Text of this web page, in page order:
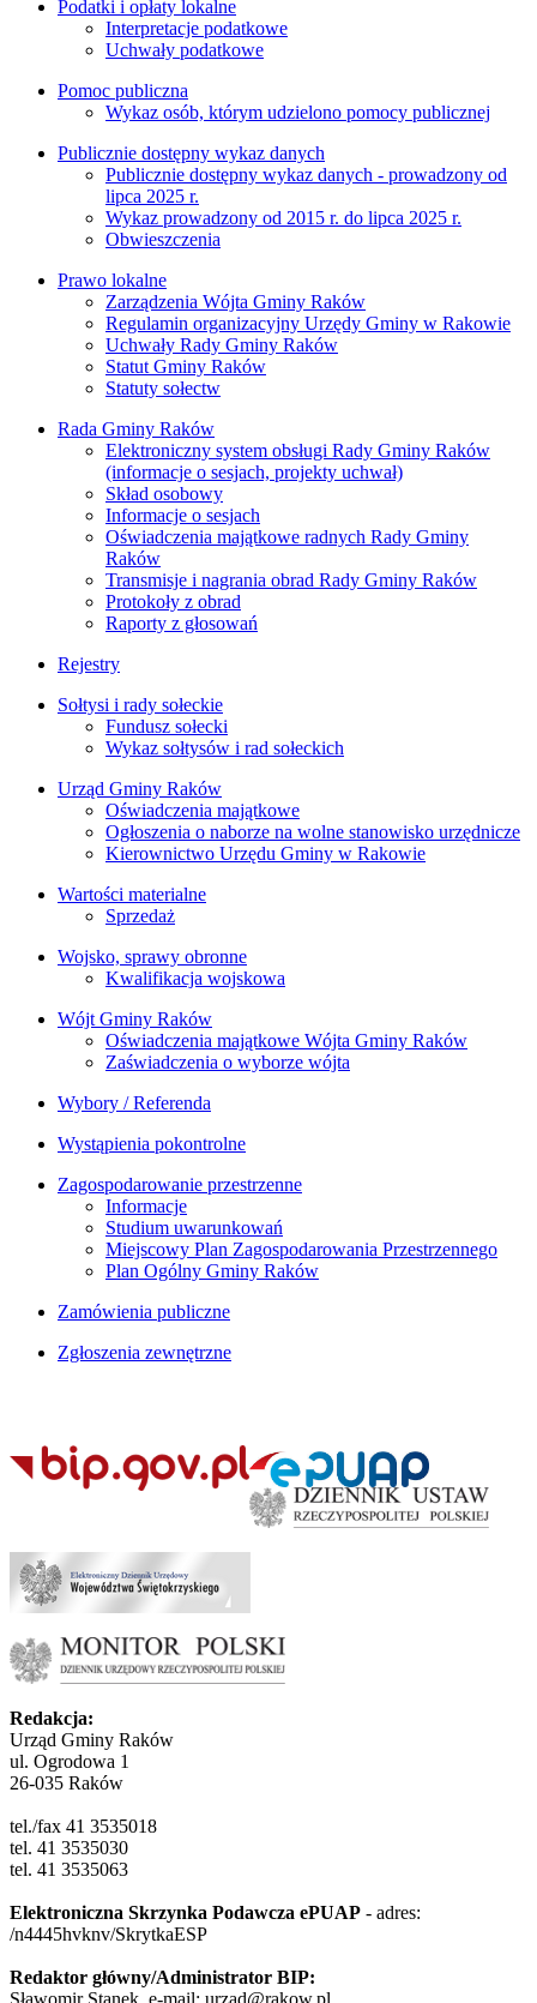
Podatki i opłaty lokalne
Interpretacje podatkowe
Uchwały podatkowe
Pomoc publiczna
Wykaz osób, którym udzielono pomocy publicznej
Publicznie dostępny wykaz danych
Publicznie dostępny wykaz danych - prowadzony od
lipca 2025 r.
Wykaz prowadzony od 2015 r. do lipca 2025 r.
Obwieszczenia
Prawo lokalne
Zarządzenia Wójta Gminy Raków
Regulamin organizacyjny Urzędy Gminy w Rakowie
Uchwały Rady Gminy Raków
Statut Gminy Raków
Statuty sołectw
Rada Gminy Raków
Elektroniczny system obsługi Rady Gminy Raków
(informacje o sesjach, projekty uchwał)
Skład osobowy
Informacje o sesjach
Oświadczenia majątkowe radnych Rady Gminy
Raków
Transmisje i nagrania obrad Rady Gminy Raków
Protokoły z obrad
Raporty z głosowań
Rejestry
Sołtysi i rady sołeckie
Fundusz sołecki
Wykaz sołtysów i rad sołeckich
Urząd Gminy Raków
Oświadczenia majątkowe
Ogłoszenia o naborze na wolne stanowisko urzędnicze
Kierownictwo Urzędu Gminy w Rakowie
Wartości materialne
Sprzedaż
Wojsko, sprawy obronne
Kwalifikacja wojskowa
Wójt Gminy Raków
Oświadczenia majątkowe Wójta Gminy Raków
Zaświadczenia o wyborze wójta
Wybory / Referenda
Wystąpienia pokontrolne
Zagospodarowanie przestrzenne
Informacje
Studium uwarunkowań
Miejscowy Plan Zagospodarowania Przestrzennego
Plan Ogólny Gminy Raków
Zamówienia publiczne
Zgłoszenia zewnętrzne
Redakcja:
Urząd Gminy Raków
ul. Ogrodowa 1
26-035 Raków
tel./fax 41 3535018
tel. 41 3535030
tel. 41 3535063
Elektroniczna Skrzynka Podawcza ePUAP - adres:
/n4445hvknv/SkrytkaESP
Redaktor główny/Administrator BIP:
Sławomir Stanek, e-mail: urzad@rakow.pl